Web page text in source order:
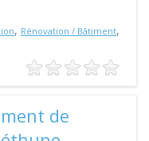
, Rénovation / Bâtiment,
de